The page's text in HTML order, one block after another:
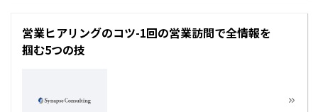
営業ヒアリングのコツ-1回の営業訪問で全情報を
掴む5つの技